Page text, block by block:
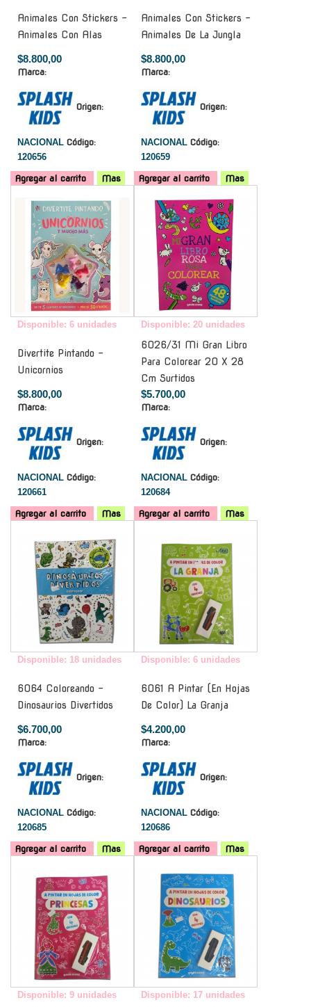
Animales Con Stickers -
Animales Con Alas
$8.800,00
Marca:
Origen:
NACIONAL Código:
120656
Agregar al carrito Mas
Animales Con Stickers -
Animales De La Jungla
$8.800,00
Marca:
Origen:
NACIONAL Código:
120659
Agregar al carrito
Mas
Disponible: 6 unidades
Divertite Pintando -
Unicornios
$8.800,00
Marca:
Origen:
NACIONAL Código:
120661
Agregar al carrito Mas
Disponible: 20 unidades
6026/31 Mi Gran Libro
Para Colorear 20 X 28
Cm Surtidos
$5.700,00
Marca:
Origen:
NACIONAL Código:
120684
Agregar al carrito
Mas
Disponible: 18 unidades
6064 Coloreando -
Dinosaurios Divertidos
$6.700,00
Marca:
Origen:
NACIONAL Código:
120685
Agregar al carrito Mas
Disponible: 6 unidades
6061 A Pintar (En Hojas
De Color) La Granja
$4.200,00
Marca:
Origen:
NACIONAL Código:
120686
Agregar al carrito
Mas
Disponible: 9 unidades Disponible: 17 unidades